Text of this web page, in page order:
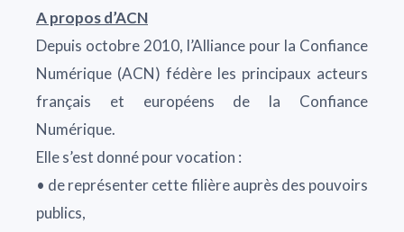
A propos d’ACN
Depuis octobre 2010, l’Alliance pour la Confiance
Numérique (ACN) fédère les principaux acteurs
français et européens de la Confiance
Numérique.
Elle s’est donné pour vocation :
• de représenter cette filière auprès des pouvoirs
publics,